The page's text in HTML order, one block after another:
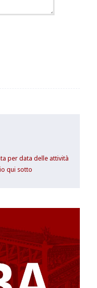
per data delle attività
qui sotto